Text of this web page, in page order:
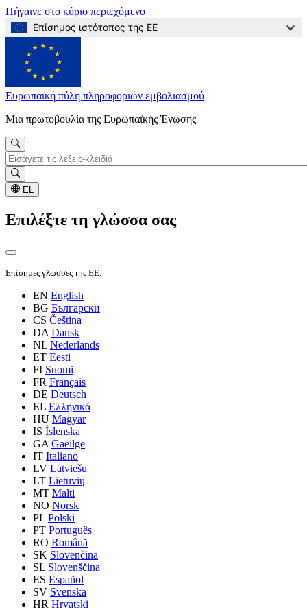
Πήγαινε στο κύριο περιεχόμενο
Επίσημος ιστότοπος της ΕΕ
Ευρωπαϊκή πύλη πληροφοριών εμβολιασμού
Μια πρωτοβουλία της Ευρωπαϊκής Ένωσης
Αναζήτηση
EL
Επιλέξτε τη γλώσσα σας
Επίσημες γλώσσες της ΕΕ:
EN English
BG Български
CS Čeština
DA Dansk
NL Nederlands
ET Eesti
FI Suomi
FR Français
DE Deutsch
EL Ελληνικά
HU Magyar
IS Íslenska
GA Gaeilge
IT Italiano
LV Latviešu
LT Lietuvių
MT Malti
NO Norsk
PL Polski
PT Português
RO Română
SK Slovenčina
SL Slovenščina
ES Español
SV Svenska
HR Hrvatski